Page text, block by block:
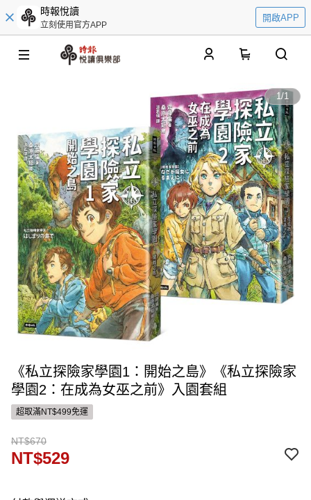
時報悅讀
立刻使用官方APP
開啟APP
1/1
《私立探險家學園1：開始之島》《私立探險家
學園2：在成為女巫之前》入園套組
超取滿NT$499免運
NT$670
NT$529